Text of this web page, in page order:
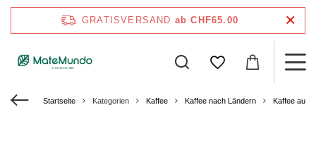
GRATISVERSAND ab CHF65.00
Startseite Kategorien Kaffee Kaffee nach Ländern Kaffee aus